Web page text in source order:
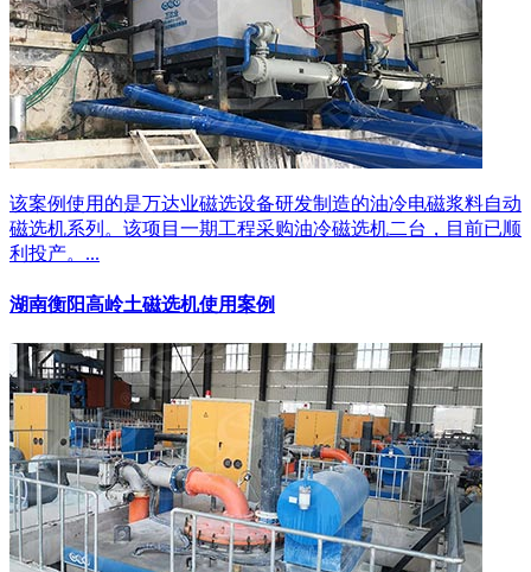
该案例使用的是万达业磁选设备研发制造的油冷电磁浆料自动
磁选机系列。该项目一期工程采购油冷磁选机二台，目前已顺
利投产。...
湖南衡阳高岭土磁选机使用案例